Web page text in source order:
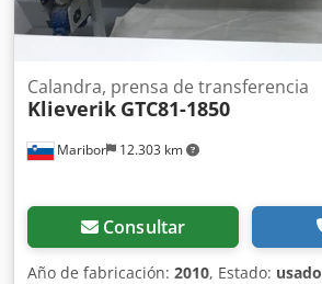
Maribor 12.303 km
Calandra, prensa de transferencia
Klieverik GTC81-1850
Consultar
Año de fabricación: 2010, Estado: usado